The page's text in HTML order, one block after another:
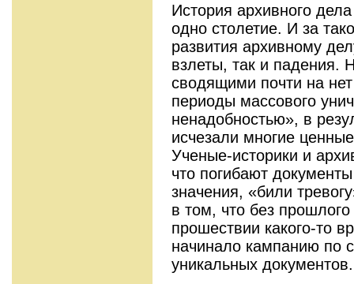
История архивного
одно столетие. И за
развития архивному
взлеты, так и падения.
сводящими почти на
периоды массового
ненадобностью», в
исчезали многие
Ученые-историки и
что погибают
значения, «били
в том, что без
прошествии какого-то
начинало кампанию по
уникальных документов.